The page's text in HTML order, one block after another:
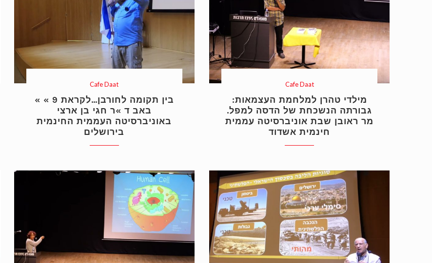
Cafe Daat
« בין תקומה לחורבן…לקראת 9 »
באב ד »ר חגי בן ארצי
באוניברסיטה העממית החינמית
בירושלים
Cafe Daat
מילדי טהרן למלחמת העצמאות:
גבורתה הנשכחת של הדסה למפל.
מר ראובן שבת אוניברסיטה עממית
חינמית אשדוד